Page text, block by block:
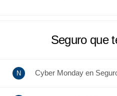
Seguro que
Cyber Monday en